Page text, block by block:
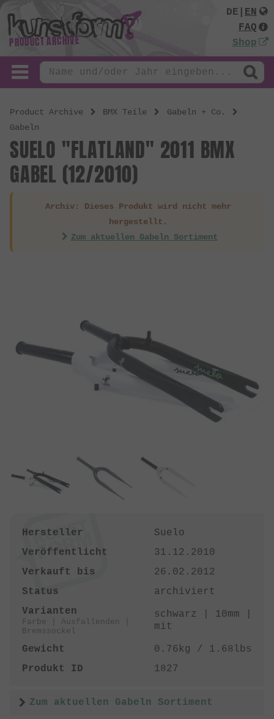
PRODUCT ARCHIVE
DE
EN
FAQ
Shop
Product Archive BMX Teile
Gabeln + Co.
Gabeln
SUELO "FLATLAND" 2011 BMX
GABEL (12/2010)
Archiv: Dieses Produkt wird nicht mehr
hergestellt.
Zum aktuellen Gabeln Sortiment
Hersteller
Suelo
Veröffentlicht
31.12.2010
Verkauft bis
26.02.2012
Status
archiviert
Varianten
Farbe | Ausfallenden |
Bremssockel
schwarz | 10mm |
mit
Gewicht
0.76kg / 1.68lbs
Produkt ID
1827
Zum aktuellen Gabeln Sortiment